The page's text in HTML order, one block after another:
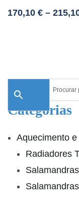
170,10 € –
Categorias
Aquecimento
Radiadores